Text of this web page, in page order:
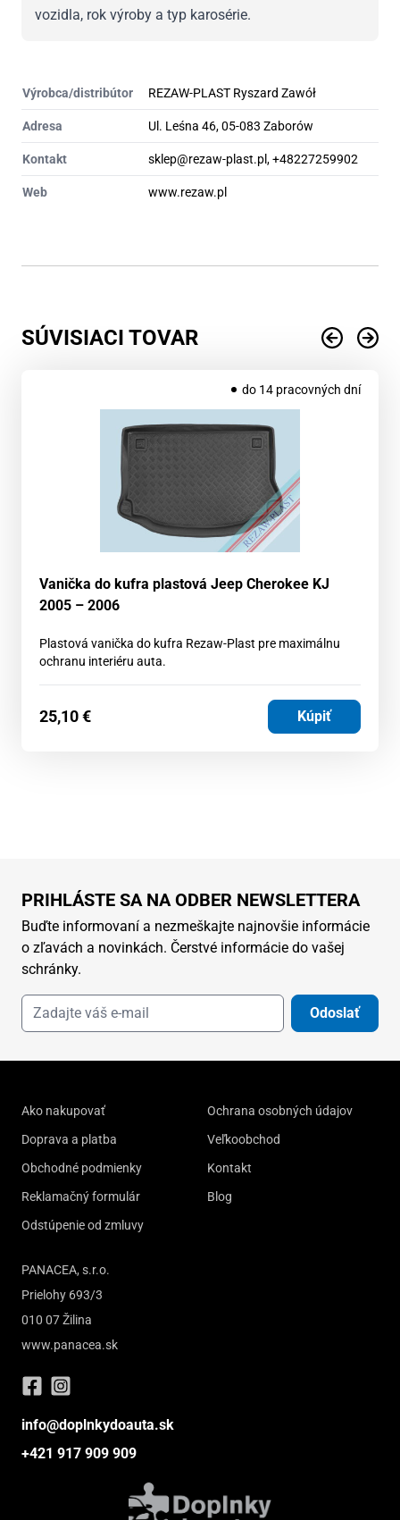
vozidla, rok výroby a typ karosérie.
Výrobca/distribútor REZAW-PLAST Ryszard Zawół
Adresa Ul. Leśna 46, 05-083 Zaborów
Kontakt sklep@rezaw-plast.pl, +48227259902
Web www.rezaw.pl
SÚVISIACI TOVAR
do 14 pracovných dní
Vanička do kufra plastová Jeep Cherokee KJ
2005 – 2006
Plastová vanička do kufra Rezaw-Plast pre maximálnu
ochranu interiéru auta.
25,10€ Kúpiť
PRIHLÁSTE SA NA ODBER NEWSLETTERA
Buďte informovaní a nezmeškajte najnovšie informácie
o zľavách a novinkách. Čerstvé informácie do vašej
schránky.
Odoslať
Ako nakupovať
Doprava a platba
Obchodné podmienky
Reklamačný formulár
Odstúpenie od zmluvy
Ochrana osobných údajov
Veľkoobchod
Kontakt
Blog
PANACEA, s.r.o.
Prielohy 693/3
010 07 Žilina
www.panacea.sk
info@doplnkydoauta.sk
+421 917 909 909